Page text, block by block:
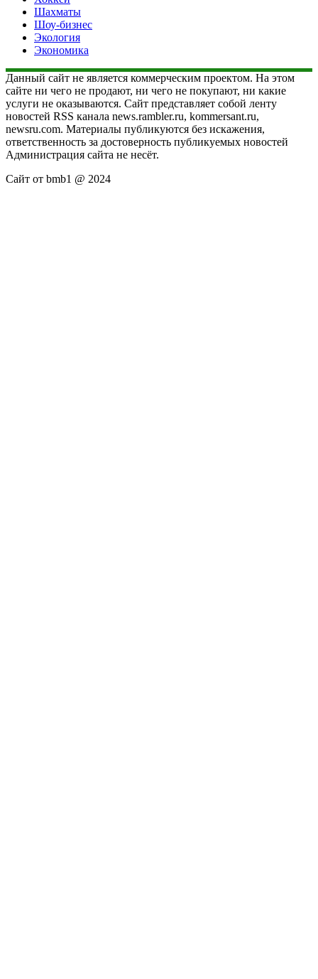
Шахматы
Шоу-бизнес
Экология
Экономика
Данный сайт не является коммерческим проектом. На этом
сайте ни чего не продают, ни чего не покупают, ни какие
услуги не оказываются. Сайт представляет собой ленту
новостей RSS канала news.rambler.ru, kommersant.ru,
newsru.com. Материалы публикуются без искажения,
ответственность за достоверность публикуемых новостей
Администрация сайта не несёт.
Сайт от bmb1 @ 2024